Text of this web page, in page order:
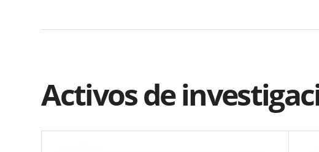
Activos de